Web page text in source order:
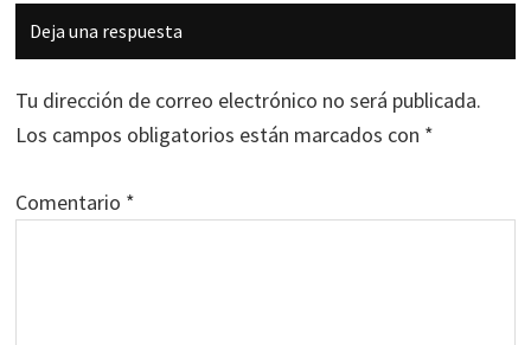
Interacciones
con
los
lectores
Deja una respuesta
Tu dirección de correo electrónico no será publicada.
Los campos obligatorios están marcados con *
Comentario *